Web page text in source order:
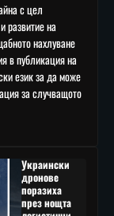
с цел
развитие на
нахлуване
в публикация на
език за да може
за случващото
Украински
дронове
поразиха
през нощта